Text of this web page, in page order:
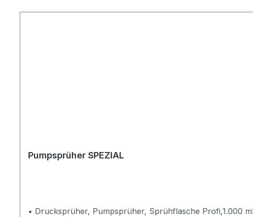
Pumpsprüher SPEZIAL
• Drucksprüher, Pumpsprüher, Sprühflasche Profi,1.000